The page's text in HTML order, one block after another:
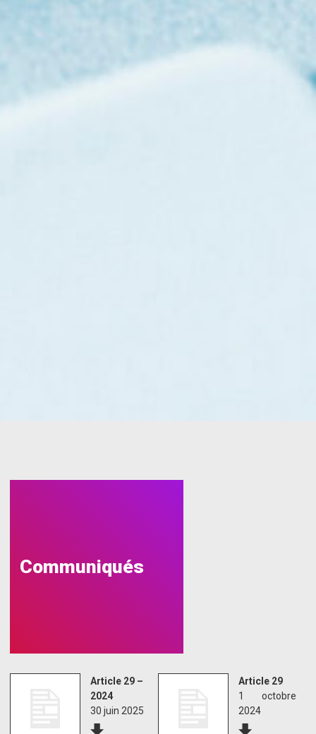
Communiqués
Article 29 –
2024
30 juin 2025
Article 29
1 octobre
2024